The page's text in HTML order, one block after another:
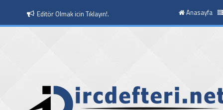
Editör Olmak icin Tıklayın!.
Moderatör Olmak icin Tıklayın!.
Anasayfa